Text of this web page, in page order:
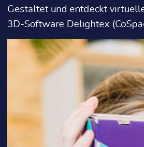
Gestaltet und entdeckt
3D-Software Delightex